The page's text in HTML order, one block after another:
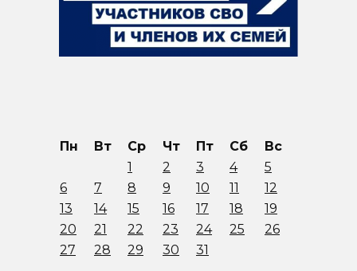
Пн Вт Ср Чт Пт Сб
Вс
1
2 3 4
5
6
7 8 9 10 11
12
13
14 15 16 17 18
19
20
21 22 23 24 25
26
27
28 29 30 31